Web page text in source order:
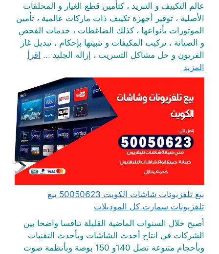
عالم التكييف و التبريد ، كتأمين قطع الغيار و المحلقات
الأصلية ، توفير أجهزة تكييف ذات ماركات عالمية ، تأمين
الموتورات بأنواعها ، كذلك الضاغطات ، خدمات الفحص
و الصيانة ، تركيب المكيفات و تثبيتها بإحكام ، تبديل غاز
الفريون و حل مشاكل التسريب ، إزالة الجليد ... اقرأ
المزيد
بيع تلفزيونات شاشات الكويت 50050623 بيع
تلفزيونات سمارت كل الموديلات
أصبح خلال السنوات الماضية القليلة تنافسا واضحا بين
الشركات في انتاج أحدث الشاشات وبأحدث التقنيات
وبأحجام متنوعة تصل 140و 150 بوصة وبأنظمة صوت